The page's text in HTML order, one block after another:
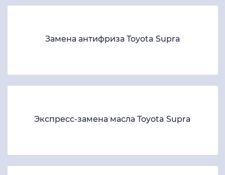
Замена антифриза Toyota Supra
Экспресс-замена масла Toyota Supra